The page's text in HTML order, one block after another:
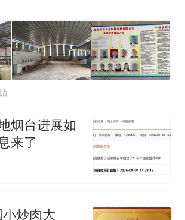
官方通报
热 那个在床头放菜刀的女孩，
因老师一句“跟我回家”改写了
人生
烟台进展如
来了
炒肉大